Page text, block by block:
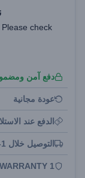
check
دفع آمن
عودة مجانية
الدفع عند
التوصيل خلال 1-3 أيام
1 YEAR WARRANTY